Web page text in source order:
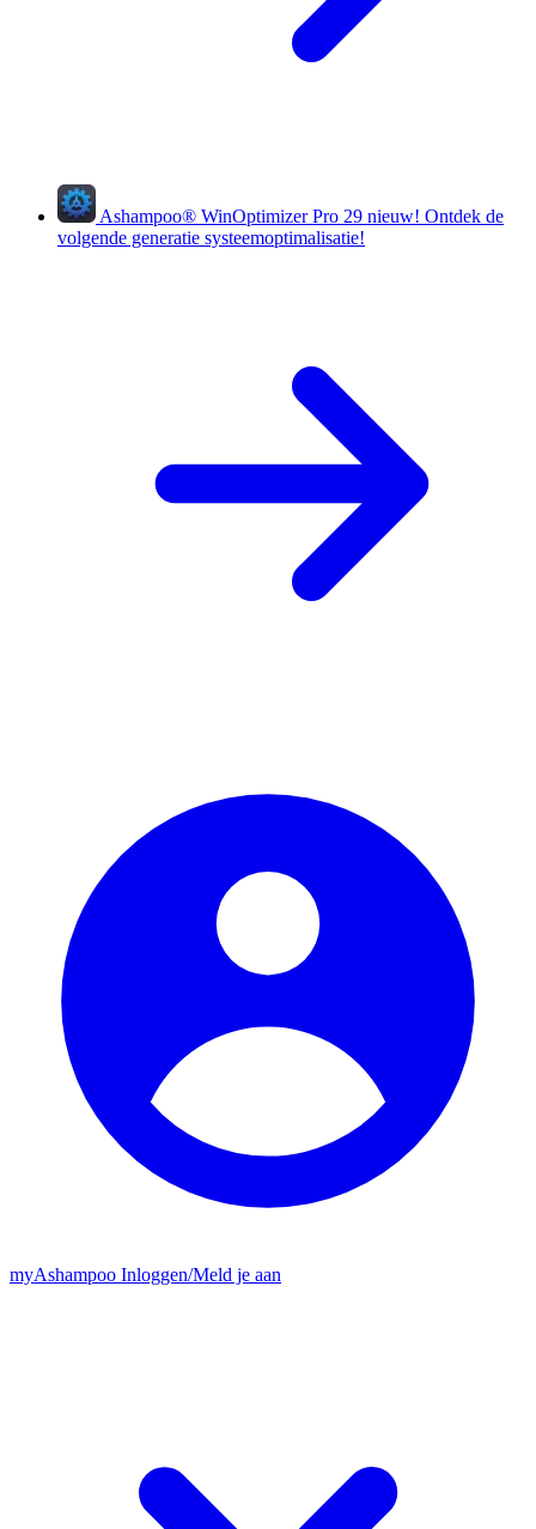
Ashampoo® WinOptimizer Pro 29 nieuw! Ontdek de
volgende generatie systeemoptimalisatie!
myAshampoo Inloggen/Meld je aan